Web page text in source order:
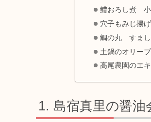
鱧おろし煮
穴子もみじ揚
鯛の丸 すま
土鍋のオリー
高尾農園のエ
島宿真里の醤油